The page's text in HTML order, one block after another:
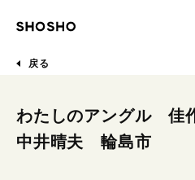
戻る
わたしのアングル
中井晴夫 輪島市